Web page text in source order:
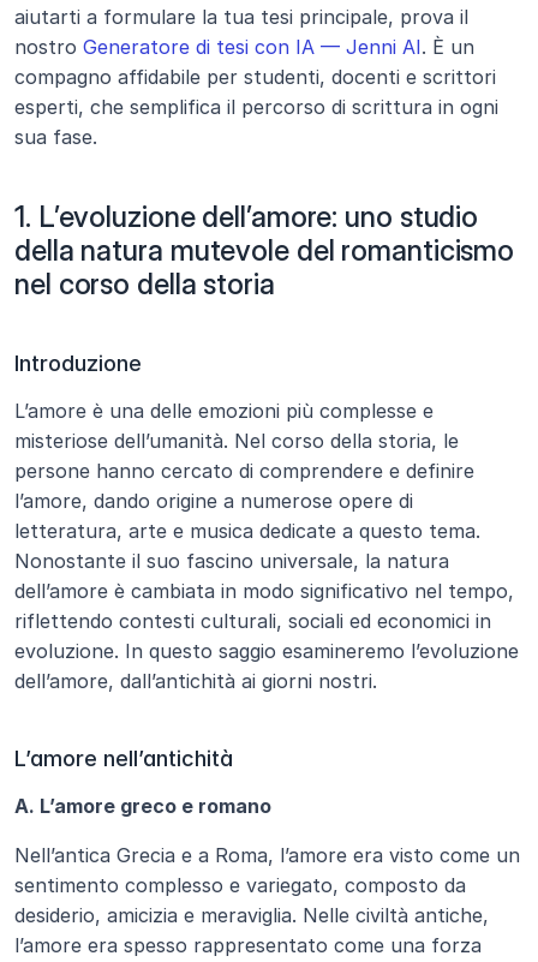
aiutarti a formulare la tua tesi principale, prova il
nostro Generatore di tesi con IA — Jenni AI. È un
compagno affidabile per studenti, docenti e scrittori
esperti, che semplifica il percorso di scrittura in ogni
sua fase.
1. L’evoluzione dell’amore: uno studio
della natura mutevole del romanticismo
nel corso della storia
Introduzione
L’amore è una delle emozioni più complesse e
misteriose dell’umanità. Nel corso della storia, le
persone hanno cercato di comprendere e definire
l’amore, dando origine a numerose opere di
letteratura, arte e musica dedicate a questo tema.
Nonostante il suo fascino universale, la natura
dell’amore è cambiata in modo significativo nel tempo,
riflettendo contesti culturali, sociali ed economici in
evoluzione. In questo saggio esamineremo l’evoluzione
dell’amore, dall’antichità ai giorni nostri.
L’amore nell’antichità
A. L’amore greco e romano
Nell’antica Grecia e a Roma, l’amore era visto come un
sentimento complesso e variegato, composto da
desiderio, amicizia e meraviglia. Nelle civiltà antiche,
l’amore era spesso rappresentato come una forza